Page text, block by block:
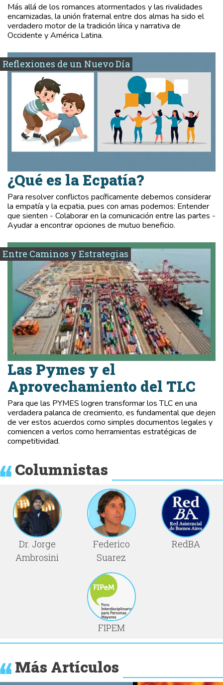
Más allá de los romances atormentados y las rivalidades
encarnizadas, la unión fraternal entre dos almas ha sido el
verdadero motor de la tradición lírica y narrativa de
Occidente y América Latina.
Reflexiones de un Nuevo Día
¿Qué es la Ecpatía?
Para resolver conflictos pacíficamente debemos considerar
la empatía y la ecpatia, pues con amas podemos: Entender
que sienten - Colaborar en la comunicación entre las partes -
Ayudar a encontrar opciones de mutuo beneficio.
Entre Caminos y Estrategias
Las Pymes y el
Aprovechamiento del TLC
Para que las PYMES logren transformar los TLC en una
verdadera palanca de crecimiento, es fundamental que dejen
de ver estos acuerdos como simples documentos legales y
comiencen a verlos como herramientas estratégicas de
competitividad.
Columnistas
Dr. Jorge
Ambrosini
Federico
Suarez
RedBA
FIPEM
Más Artículos